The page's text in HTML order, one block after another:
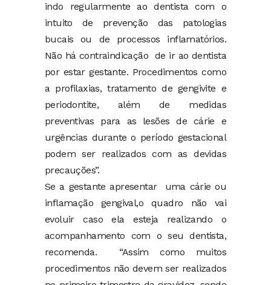
indo regularmente ao dentista com o
intuito de prevenção das patologias
bucais ou de processos inflamatórios.
Não há contraindicação de ir ao dentista
por estar gestante. Procedimentos como
a profilaxias, tratamento de gengivite e
periodontite, além de medidas
preventivas para as lesões de cárie e
urgências durante o período gestacional
podem ser realizados com as devidas
precauções”.
Se a gestante apresentar uma cárie ou
inflamação gengival,o quadro não vai
evoluir caso ela esteja realizando o
acompanhamento com o seu dentista,
recomenda. “Assim como muitos
procedimentos não devem ser realizados